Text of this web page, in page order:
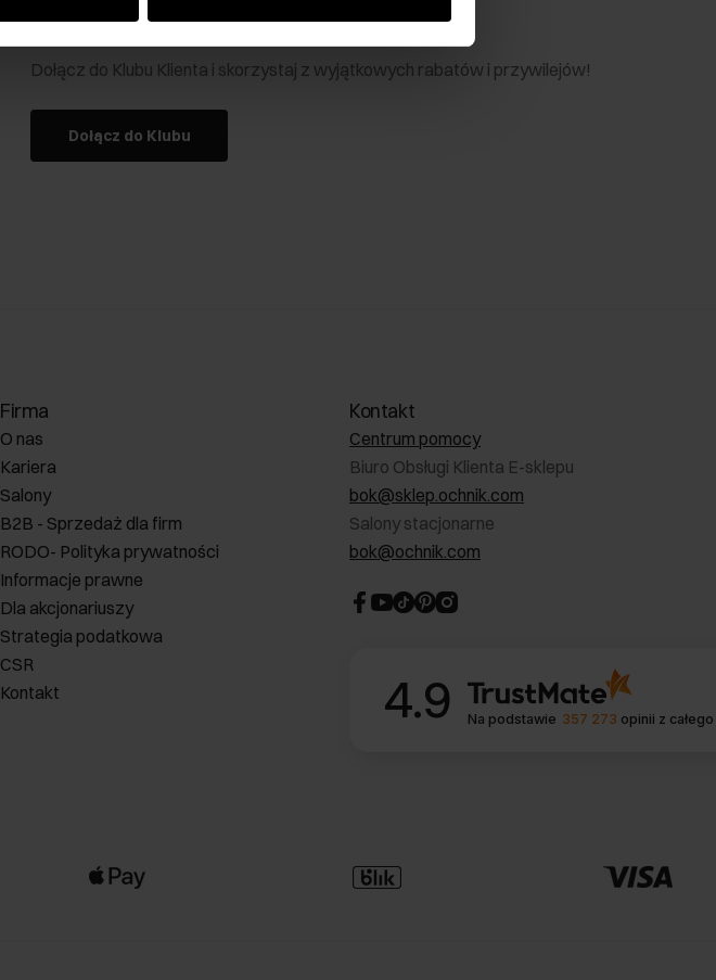
Klub Klienta Ochnik
Dołącz do Klubu Klienta i skorzystaj z wyjątkowych rabatów i przywilejów!
Dołącz do Klubu
Firma
O nas
Kariera
Salony
B2B - Sprzedaż dla firm
RODO- Polityka prywatności
Informacje prawne
Dla akcjonariuszy
Strategia podatkowa
CSR
Kontakt
Kontakt
Centrum pomocy
Biuro Obsługi Klienta E-sklepu
bok@sklep.ochnik.com
Salony stacjonarne
bok@ochnik.com
4.9 Na podstawie 357 273 opinii z